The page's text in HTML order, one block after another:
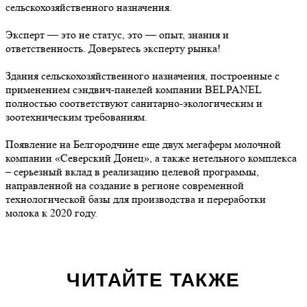
сельскохозяйственного назначения.
Эксперт — это не статус, это — опыт, знания и
ответственность. Доверьтесь эксперту рынка!
Здания сельскохозяйственного назначения, построенные с
применением сэндвич-панелей компании BELPANEL
полностью соответствуют санитарно-экологическим и
зоотехническим требованиям.
Появление на Белгородчине еще двух мегаферм молочной
компании «Северский Донец», а также нетельного комплекса
– серьезный вклад в реализацию целевой программы,
направленной на создание в регионе современной
технологической базы для производства и переработки
молока к 2020 году.
ЧИТАЙТЕ ТАКЖЕ